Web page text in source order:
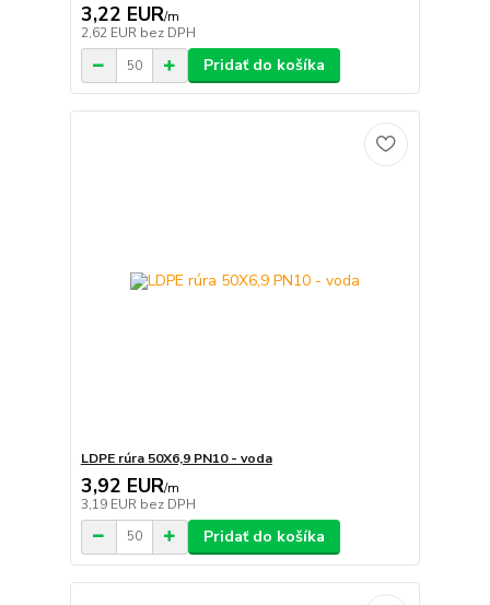
3,22 EUR/m
2,62 EUR bez DPH
Pridať do košíka
LDPE rúra 50X6,9 PN10 - voda
3,92 EUR/m
3,19 EUR bez DPH
Pridať do košíka